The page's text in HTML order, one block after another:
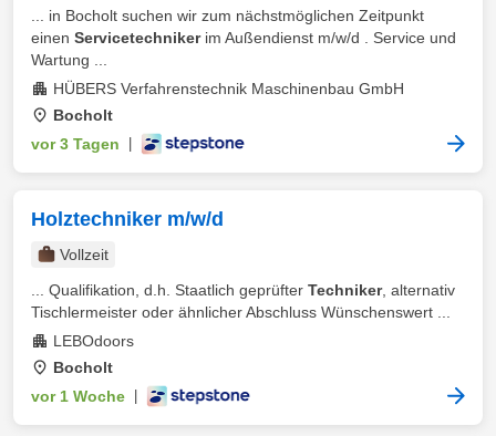
... in Bocholt suchen wir zum nächstmöglichen Zeitpunkt
einen Servicetechnikerim Außendienst m/w/d . Service und
Wartung ...
HÜBERS Verfahrenstechnik Maschinenbau GmbH
Bocholt
vor 3 Tagen
Holztechniker m/w/d
Vollzeit
... Qualifikation, d.h. Staatlich geprüfter Techniker, alternativ
Tischlermeister oder ähnlicher Abschluss Wünschenswert ...
LEBOdoors
Bocholt
vor 1 Woche